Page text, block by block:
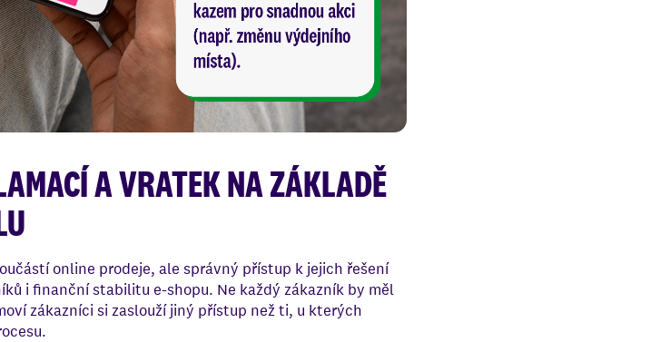
A VRATEK NA ZÁKLADĚ
online prodeje, ale správný přístup k jejich řešení
i finanční stabilitu e-shopu. Ne každý zákazník by měl
zákazníci si zaslouží jiný přístup než ti, u kterých